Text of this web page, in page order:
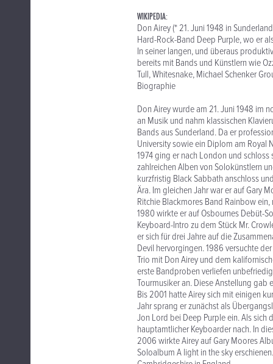
WIKIPEDIA:
Don Airey (* 21. Juni 1948 in
Hard-Rock-Band Deep Purple, wo er
In seiner langen, und überaus
bereits mit Bands und Künstlern wie
Tull, Whitesnake, Michael Schenker
Biographie
Don Airey wurde am 21. Juni 1948 im
an Musik und nahm klassischen
Bands aus Sunderland. Da er
University sowie ein Diplom am Royal
1974 ging er nach London und
zahlreichen Alben von Solokünstlern
kurzfristig Black Sabbath anschloss
Ära. Im gleichen Jahr war er auf Gary
Ritchie Blackmores Band Rainbow
1980 wirkte er auf Osbournes Debüt-
Keyboard-Intro zu dem Stück Mr.
er sich für drei Jahre auf die
Devil hervorgingen. 1986 versuchte
Trio mit Don Airey und dem
erste Bandproben verliefen
Tourmusiker an. Diese Anstellung gab
Bis 2001 hatte Airey sich mit einigen
Jahr sprang er zunächst als
Jon Lord bei Deep Purple ein. Als
hauptamtlicher Keyboarder nach. In
2006 wirkte Airey auf Gary Moores
Soloalbum A light in the sky